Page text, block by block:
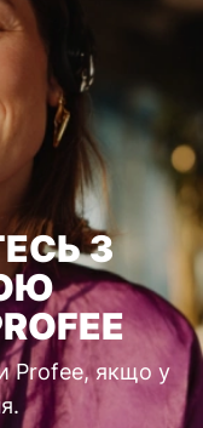
З
Profee, якщо у